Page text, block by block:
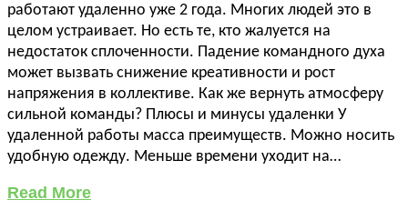
работают удаленно уже 2 года. Многих людей это в
целом устраивает. Но есть те, кто жалуется на
недостаток сплоченности. Падение командного духа
может вызвать снижение креативности и рост
напряжения в коллективе. Как же вернуть атмосферу
сильной команды? Плюсы и минусы удаленки У
удаленной работы масса преимуществ. Можно носить
удобную одежду. Меньше времени уходит на…
Read More